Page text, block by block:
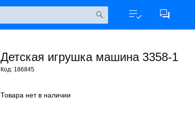
Детская игрушка машина 3358-1
Код: 186845
Товара нет в наличии